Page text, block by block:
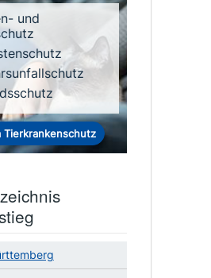
und
Tierkrankenschutz